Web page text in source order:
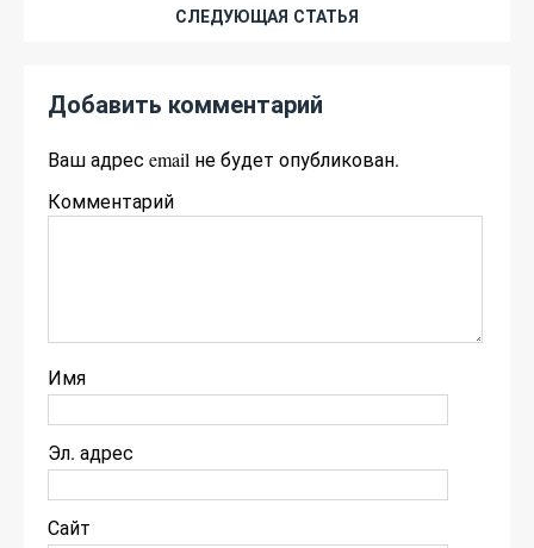
СЛЕДУЮЩАЯ СТАТЬЯ
Добавить комментарий
Ваш адрес email не будет опубликован.
Комментарий
Имя
Эл. адрес
Сайт